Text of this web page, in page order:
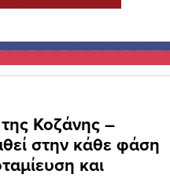
Κοζάνης –
στην κάθε φάση
και